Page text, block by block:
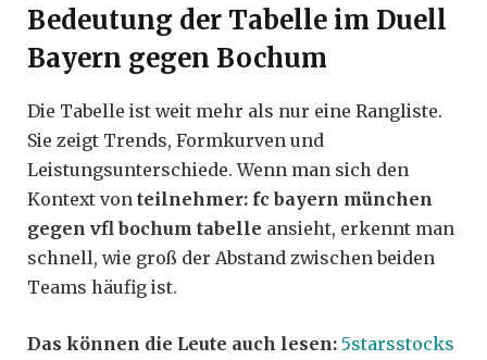
Bedeutung der Tabelle im Duell
Bayern gegen Bochum
Die Tabelle ist weit mehr als nur eine Rangliste.
Sie zeigt Trends, Formkurven und
Leistungsunterschiede. Wenn man sich den
Kontext von teilnehmer: fc bayern münchen
gegen vfl bochum tabelle ansieht, erkennt man
schnell, wie groß der Abstand zwischen beiden
Teams häufig ist.
Das können die Leute auch lesen: 5starsstocks